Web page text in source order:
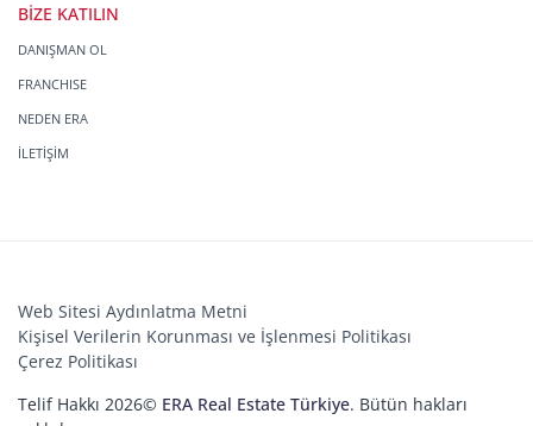
BİZE KATILIN
DANIŞMAN OL
FRANCHISE
NEDEN ERA
İLETİŞİM
Web Sitesi Aydınlatma Metni
Kişisel Verilerin Korunması ve İşlenmesi Politikası
Çerez Politikası
Telif Hakkı 2026© ERA Real Estate Türkiye. Bütün hakları